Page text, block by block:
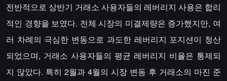
전반적으로 상반기 거래소 사용자들의 레버리지 사용은 합리
적인 경향을 보였다. 전체 시장의 미결제량은 증가했지만, 여
러 차례의 극심한 변동으로 과도한 레버리지 포지션이 청산
되었으며, 거래소 사용자들의 평균 레버리지 비율은 통제되
지 않았다. 특히 2월과 4월의 시장 변동 후 거래소의 마진 준